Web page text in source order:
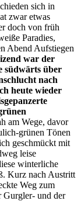
sich in
zwar etwas
doch von früh
Paradies,
Abend Aufstiegen
war der
südwärts über
nach
heute wieder
am Wege, davor
grünen Tönen
geschmückt mit
leise
winterliche
Kurz nach Austritt
Weg zum
Gurgler- und der